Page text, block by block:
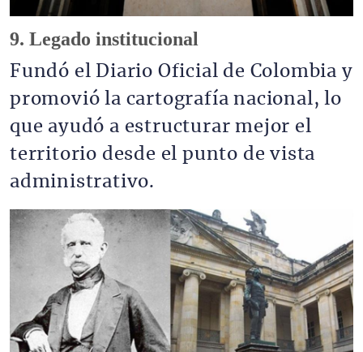
9. Legado institucional
Fundó el Diario Oficial de Colombia y
promovió la cartografía nacional, lo
que ayudó a estructurar mejor el
territorio desde el punto de vista
administrativo.
Imagen